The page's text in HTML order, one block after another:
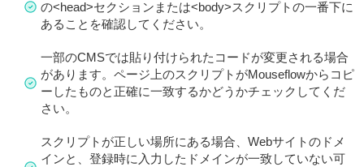
の<head>セクションまたは<body>スクリプトの一番下に
あることを確認してください。
一部のCMSでは貼り付けられたコードが変更される場合
があります。ページ上のスクリプトがMouseflowからコピ
ーしたものと正確に一致するかどうかチェックしてくだ
さい。
スクリプトが正しい場所にある場合、Webサイトのドメ
インと、登録時に入力したドメインが一致していない可